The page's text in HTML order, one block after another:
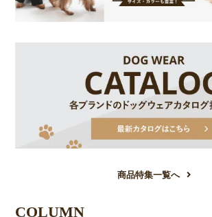
商品特集一覧へ
COLUMN